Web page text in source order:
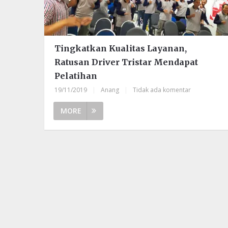
Tingkatkan Kualitas Layanan,
Ratusan Driver Tristar Mendapat
Pelatihan
19/11/2019 Anang Tidak ada komentar
MORE